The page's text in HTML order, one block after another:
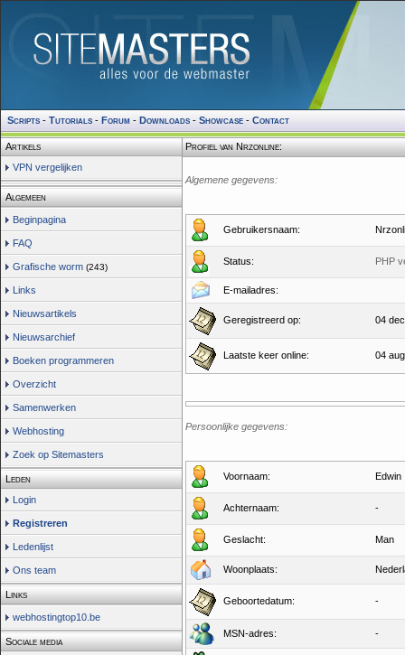
Scripts - Tutorials - Forum - Downloads - Showcase - Contact
Artikels
VPN vergelijken
Algemeen
Beginpagina
FAQ
Grafische worm (243)
Links
Nieuwsartikels
Nieuwsarchief
Boeken programmeren
Overzicht
Samenwerken
Webhosting
Zoek op Sitemasters
Leden
Login
Registreren
Ledenlijst
Ons team
Links
webhostingtop10.be
Sociale media
Profiel van Nrzonline:
Algemene gegevens:
Gebruikersnaam:
Status: PHP
E-mailadres:
Geregistreerd op: 04
Laatste keer online: 04
Persoonlijke gegevens:
Voornaam: Edwin
Achternaam: -
Geslacht: Man
Woonplaats:
Geboortedatum: -
MSN-adres: -